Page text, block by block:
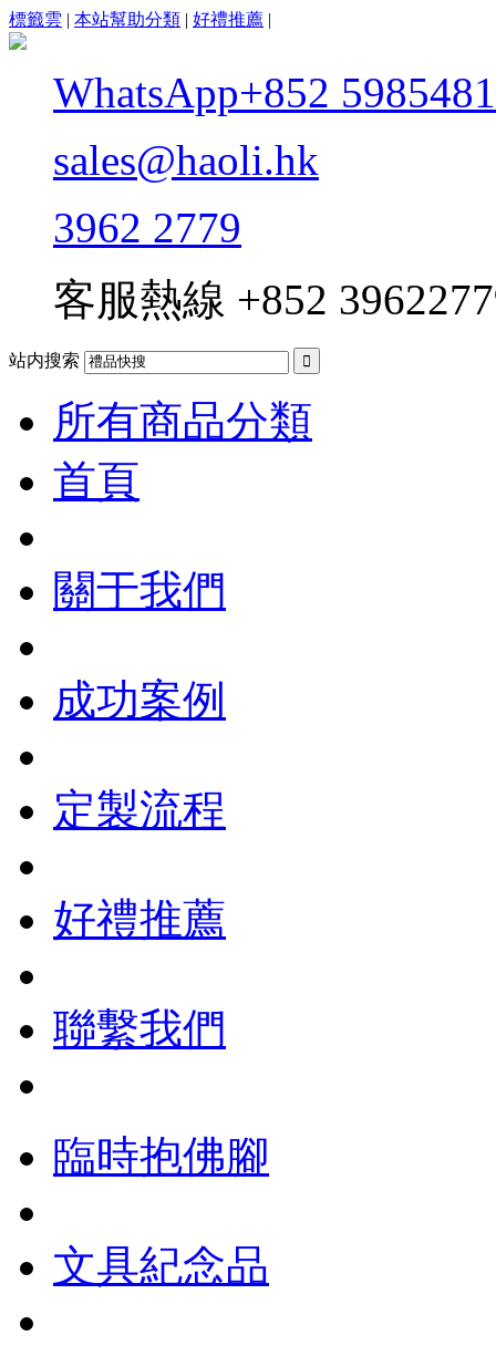
標籤雲 | 本站幫助分類 | 好禮推薦 |
WhatsApp+852
sales@haoli.hk
3962 2779
客服熱線 +852
站内搜索 
所有商品分類
首頁
關于我們
成功案例
定製流程
好禮推薦
聯繫我們
臨時抱佛腳
文具紀念品